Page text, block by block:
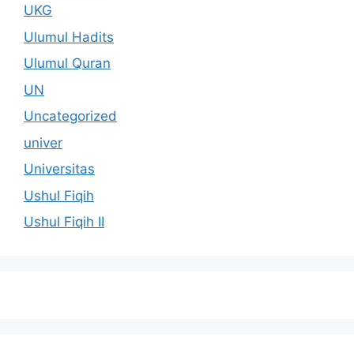
UKG
Ulumul Hadits
Ulumul Quran
UN
Uncategorized
univer
Universitas
Ushul Fiqih
Ushul Fiqih II